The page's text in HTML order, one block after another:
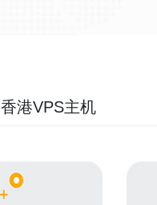
香港VPS主机